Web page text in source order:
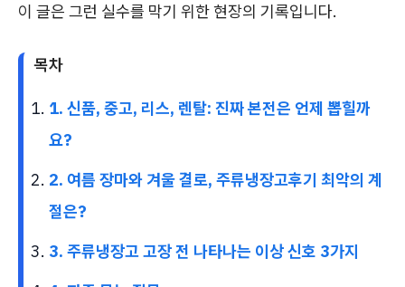
이 글은 그런 실수를 막기 위한 현장의 기록입니다.
목차
1. 신품, 중고, 리스, 렌탈: 진짜 본전은 언제 뽑힐까
요?
2. 여름 장마와 겨울 결로, 주류냉장고후기 최악의 계
절은?
3. 주류냉장고 고장 전 나타나는 이상 신호 3가지